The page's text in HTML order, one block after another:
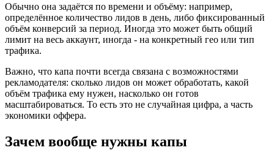
Обычно она задаётся по времени и объёму: например,
определённое количество лидов в день, либо фиксированный
объём конверсий за период. Иногда это может быть общий
лимит на весь аккаунт, иногда - на конкретный гео или тип
трафика.
Важно, что капа почти всегда связана с возможностями
рекламодателя: сколько лидов он может обработать, какой
объём трафика ему нужен, насколько он готов
масштабироваться. То есть это не случайная цифра, а часть
экономики оффера.
Зачем вообще нужны капы